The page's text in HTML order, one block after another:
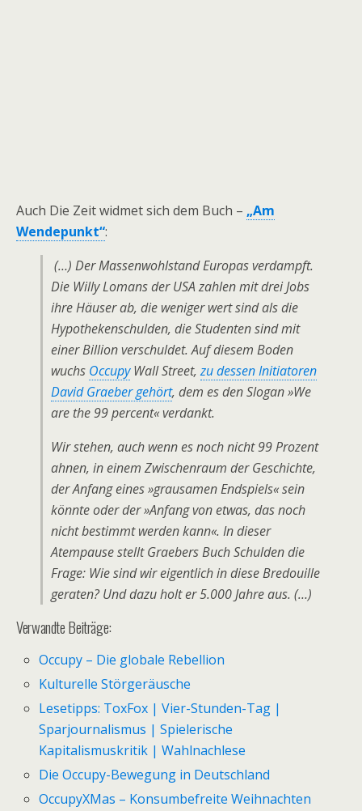
Auch Die Zeit widmet sich dem Buch – „Am
Wendepunkt“:
(…) Der Massenwohlstand Europas verdampft.
Die Willy Lomans der USA zahlen mit drei Jobs
ihre Häuser ab, die weniger wert sind als die
Hypothekenschulden, die Studenten sind mit
einer Billion verschuldet. Auf diesem Boden
wuchs OccupyWall Street,zu dessen Initiatoren
David Graeber gehört, dem es den Slogan»We
are the 99 percent«verdankt.
Wir stehen, auch wenn es noch nicht 99 Prozent
ahnen, in einem Zwischenraum der Geschichte,
der Anfang eines »grausamen Endspiels« sein
könnte oder der »Anfang von etwas, das noch
nicht bestimmt werden kann«. In dieser
Atempause stellt Graebers BuchSchuldendie
Frage: Wie sind wir eigentlich in diese Bredouille
geraten? Und dazu holt er 5.000 Jahre aus. (…)
Verwandte Beiträge:
Occupy – Die globale Rebellion
Kulturelle Störgeräusche
Lesetipps: ToxFox | Vier-Stunden-Tag |
Sparjournalismus | Spielerische
Kapitalismuskritik | Wahlnachlese
Die Occupy-Bewegung in Deutschland
OccupyXMas – Konsumbefreite Weihnachten